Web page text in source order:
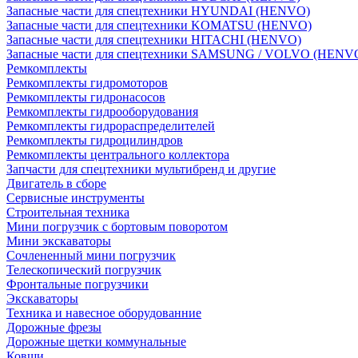
Запасные части для спецтехники HYUNDAI (HENVO)
Запасные части для спецтехники KOMATSU (HENVO)
Запасные части для спецтехники HITACHI (HENVO)
Запасные части для спецтехники SAMSUNG / VOLVO
Ремкомплекты
Ремкомплекты гидромоторов
Ремкомплекты гидронасосов
Ремкомплекты гидрооборудования
Ремкомплекты гидрораспределителей
Ремкомплекты гидроцилиндров
Ремкомплекты центрального коллектора
Запчасти для спецтехники мультибренд и другие
Двигатель в сборе
Сервисные инструменты
Строительная техника
Мини погрузчик с бортовым поворотом
Мини экскаваторы
Сочлененный мини погрузчик
Телескопический погрузчик
Фронтальные погрузчики
Экскаваторы
Техника и навесное оборудованние
Дорожные фрезы
Дорожные щетки коммунальные